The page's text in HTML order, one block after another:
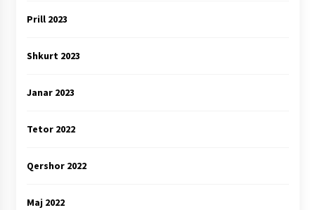
Prill 2023
Shkurt 2023
Janar 2023
Tetor 2022
Qershor 2022
Maj 2022